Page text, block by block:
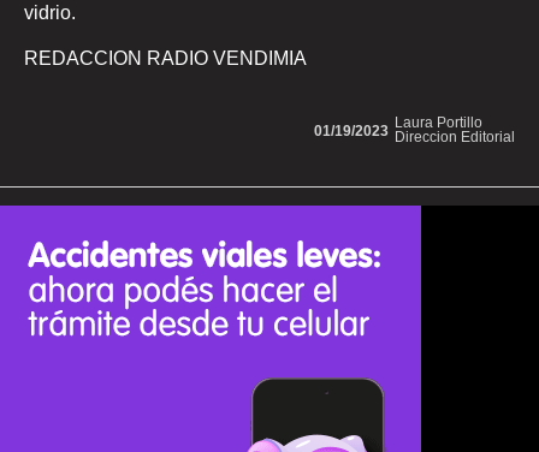
vidrio.
REDACCION RADIO VENDIMIA
Laura Portillo
Direccion Editorial
01/19/2023